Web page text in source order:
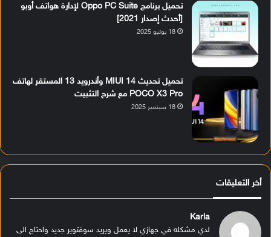
تحميل برنامج Oppo PC Suite لإدارة هواتف أوبو
[أحدث إصدار 2021]
18 يوليو 2025
تحميل تحديث MIUI 14 وأندرويد 13 المستقر لهاتف
POCO X3 Pro مع شرح التثبيت
18 سبتمبر 2025
أخر التعليقات
Karla
لدي مشكله في جهازي لا يعمل ويريد سوفتوير جديد واحتاج الى